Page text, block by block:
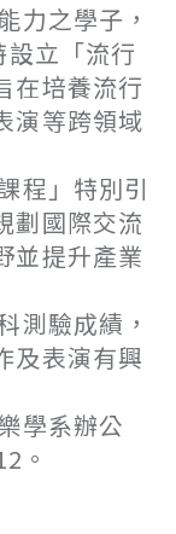
力之學子，
立「流行
在培養流行
演等跨領域
程」特別引
劃國際交流
並提升產業
測驗成績，
及表演有興
學系辦公
。